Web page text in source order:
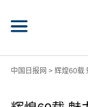
中国日报网 > 辉煌60载